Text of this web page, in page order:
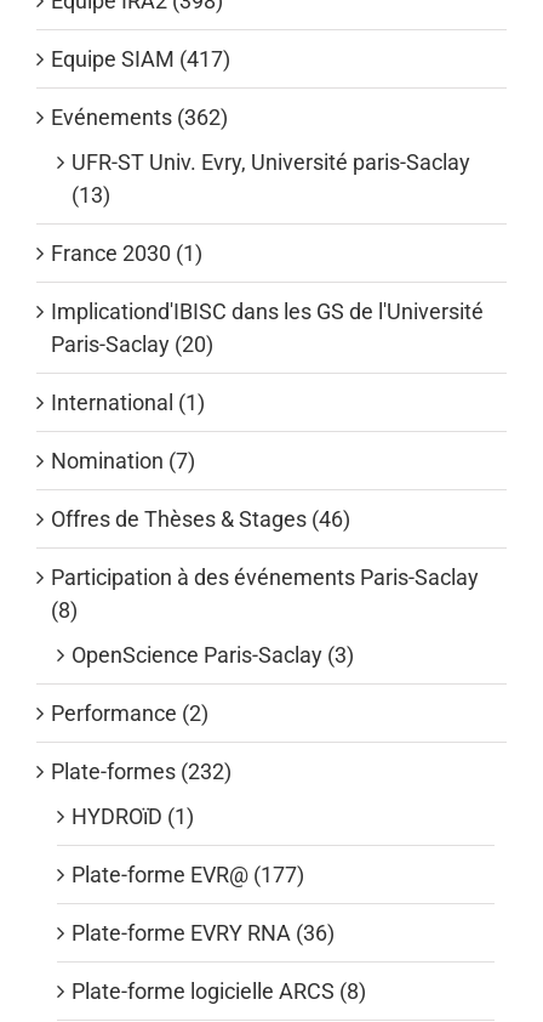
Equipe SIAM (417)
Evénements (362)
UFR-ST Univ. Evry, Université paris-Saclay
(13)
France 2030 (1)
Implicationd'IBISC dans les GS de l'Université
Paris-Saclay (20)
International (1)
Nomination (7)
Offres de Thèses & Stages (46)
Participation à des événements Paris-Saclay
(8)
OpenScience Paris-Saclay (3)
Performance (2)
Plate-formes (232)
HYDROïD (1)
Plate-forme EVR@ (177)
Plate-forme EVRY RNA (36)
Plate-forme logicielle ARCS (8)